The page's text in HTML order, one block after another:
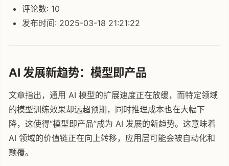
评论数: 10
发布时间: 2025-03-18 21:21:22
AI 发展新趋势：模型即产品
文章指出，通用 AI 模型的扩展速度正在放缓，而特定领域
的模型训练效果却远超预期，同时推理成本也在大幅下
降，这使得“模型即产品”成为 AI 发展的新趋势。这意味着
AI 领域的价值链正在向上转移，应用层可能会被自动化和
颠覆。